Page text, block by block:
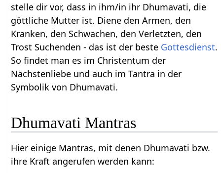
stelle dir vor, dass in ihm/in ihr Dhumavati, die
göttliche Mutter ist. Diene den Armen, den
Kranken, den Schwachen, den Verletzten, den
Trost Suchenden - das ist der beste Gottesdienst.
So findet man es im Christentum der
Nächstenliebe und auch im Tantra in der
Symbolik von Dhumavati.
Dhumavati Mantras
Hier einige Mantras, mit denen Dhumavati bzw.
ihre Kraft angerufen werden kann: